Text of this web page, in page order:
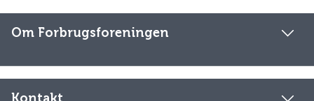
Om Forbrugsforeningen